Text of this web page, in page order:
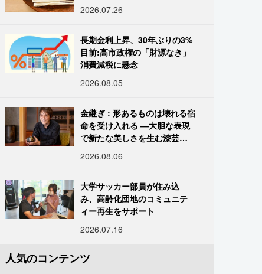
2026.07.26
長期金利上昇、30年ぶりの3%
目前:高市政権の「財源なき」
消費減税に懸念
2026.08.05
金継ぎ : 形あるものは壊れる宿
命を受け入れる ―大胆な表現
で新たな美しさを生む漆芸修
2026.08.06
大学サッカー部員が住み込
み、高齢化団地のコミュニテ
ィー再生をサポート
2026.07.16
人気のコンテンツ